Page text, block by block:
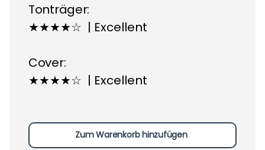
Tonträger:
★★★★☆ | Excellent
Cover:
★★★★☆ | Excellent
Zum Warenkorb hinzufügen